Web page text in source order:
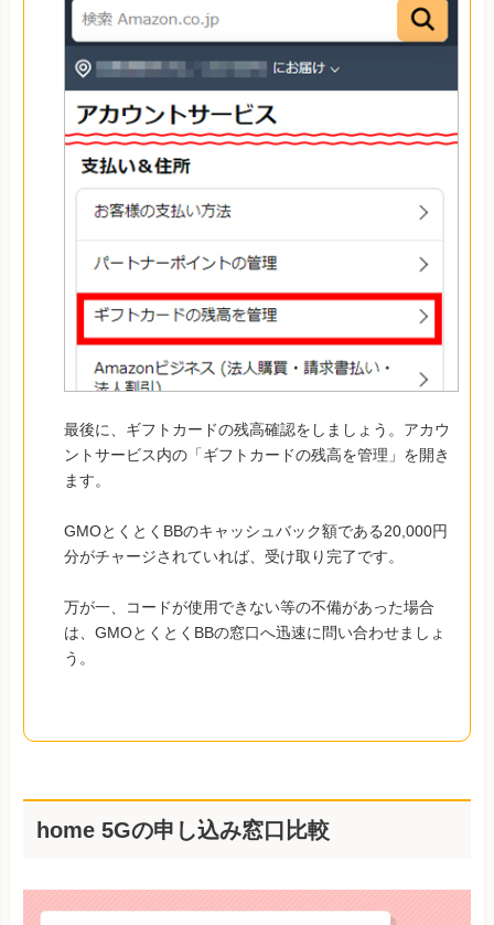
最後に、ギフトカードの残高確認をしましょう。アカウ
ントサービス内の「ギフトカードの残高を管理」を開き
ます。
GMOとくとくBBのキャッシュバック額である20,000円
分がチャージされていれば、受け取り完了です。
万が一、コードが使用できない等の不備があった場合
は、GMOとくとくBBの窓口へ迅速に問い合わせましょ
う。
home 5Gの申し込み窓口比較